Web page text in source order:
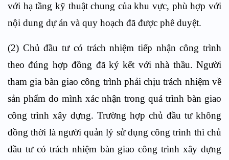
với hạ tầng kỹ thuật chung của khu vực, phù hợp với
nội dung dự án và quy hoạch đã được phê duyệt.
(2) Chủ đầu tư có trách nhiệm tiếp nhận công trình
theo đúng hợp đồng đã ký kết với nhà thầu. Người
tham gia bàn giao công trình phải chịu trách nhiệm về
sản phẩm do mình xác nhận trong quá trình bàn giao
công trình xây dựng. Trường hợp chủ đầu tư không
đồng thời là người quản lý sử dụng công trình thì chủ
đầu tư có trách nhiệm bàn giao công trình xây dựng